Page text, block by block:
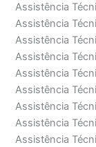
Assistência
Assistência
Assistência
Assistência
Assistência
Assistência
Assistência
Assistência
Assistência